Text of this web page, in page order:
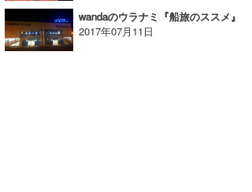
wandaのウラナミ『船旅のススメ』
2017年07月11日